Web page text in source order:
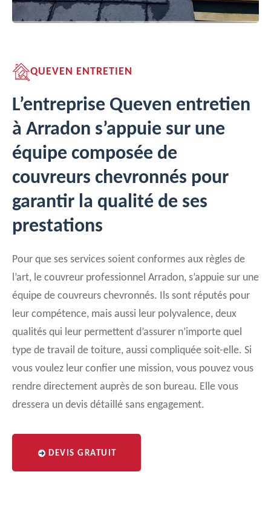
QUEVEN ENTRETIEN
L’entreprise Queven entretien
à Arradon s’appuie sur une
équipe composée de
couvreurs chevronnés pour
garantir la qualité de ses
prestations
Pour que ses services soient conformes aux règles de
l’art, le couvreur professionnel Arradon, s’appuie sur une
équipe de couvreurs chevronnés. Ils sont réputés pour
leur compétence, mais aussi leur polyvalence, deux
qualités qui leur permettent d’assurer n’importe quel
type de travail de toiture, aussi compliquée soit-elle. Si
vous voulez leur confier une mission, vous pouvez vous
rendre directement auprès de son bureau. Elle vous
dressera un devis détaillé sans engagement.
DEVIS GRATUIT